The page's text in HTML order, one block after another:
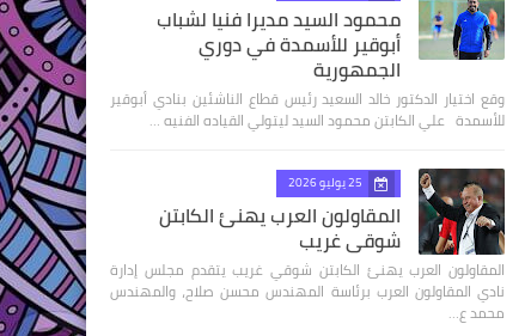
محمود السيد مديرا فنيا لشباب
أبوقير للأسمدة في دوري
الجمهورية
وقع اختيار الدكتور خالد السعيد رئيس قطاع الناشئين بنادي أبوقير
للأسمدة علي الكابتن محمود السيد ليتولي القياده الفنيه …
25 يوليو 2026
المقاولون العرب يهنئ الكابتن
شوقي غريب
المقاولون العرب يهنئ الكابتن شوقي غريب يتقدم مجلس إدارة
نادي المقاولون العرب برئاسة المهندس محسن صلاح، والمهندس
محمد ع…